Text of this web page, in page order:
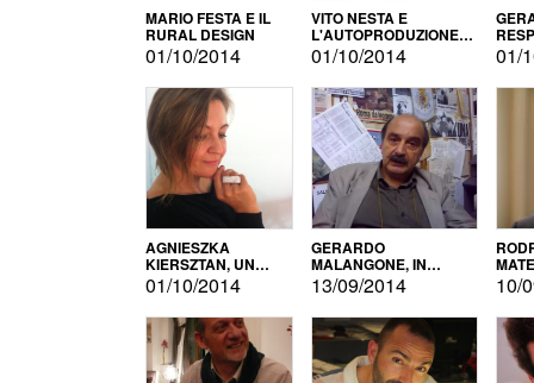
MARIO FESTA E IL
RURAL DESIGN
01/10/2014
VITO NESTA E
L'AUTOPRODUZIONE
COME RECUPERO DEI
SIMBOLI
01/10/2014 01/
AGNIESZKA
KIERSZTAN, UN
MODELLO DI
AUTOPRODUZIONE
01/10/2014
GERARDO
MALANGONE, IN
GIURIA PER IL
CONCORSO
LETTERARIO
13/09/2014 10/